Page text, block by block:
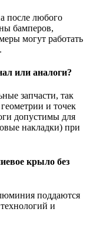
после любого
бамперов,
могут работать
или аналоги?
запчасти, так
и точек
допустимы для
накладки) при
крыло без
поддаются
и